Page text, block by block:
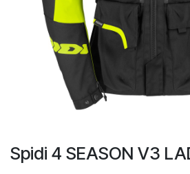
Spidi 4 SEASON V3